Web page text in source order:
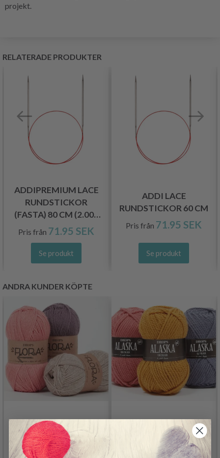
projekt.
RELATERADE PRODUKTER
ADDIPREMIUM LACE
RUNDSTICKOR
(FASTA) 80 CM (2.00–
8.00 MM)
Pris från 71.95 SEK
Se produkt
ADDI LACE
RUNDSTICKOR 60 CM
Pris från 71.95 SEK
Se produkt
ANDRA KUNDER KÖPTE
DROPS FLORA DROPS ALASKA